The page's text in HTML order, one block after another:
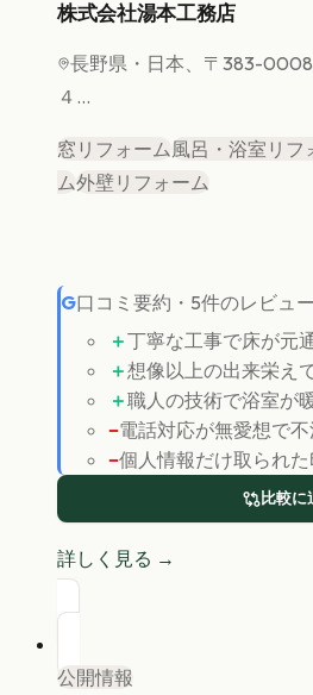
株式会社湯本工務店
長野県 ・日本、〒383-
４...
窓リフォーム 風呂・浴室リフ
ム外壁リフォーム
G口コミ要約 ・ 5件のレビュ
＋丁寧な工事で床が元
＋想像以上の出来栄え
＋職人の技術で浴室が
−電話対応が無愛想で不
−個人情報だけ取られた
比較に
詳しく見る →
公開情報